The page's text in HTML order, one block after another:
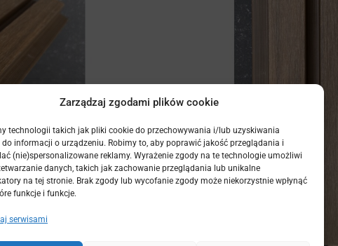
Zarządzaj zgodami plików cookie
technologii takich jak pliki cookie do przechowywania i/lub uzyskiwania
informacji o urządzeniu. Robimy to, aby poprawić jakość przeglądania i
(nie)spersonalizowane reklamy. Wyrażenie zgody na te technologie umożliwi
danych, takich jak zachowanie przeglądania lub unikalne
na tej stronie. Brak zgody lub wycofanie zgody może niekorzystnie wpłynąć
funkcje i funkcje.
serwisami